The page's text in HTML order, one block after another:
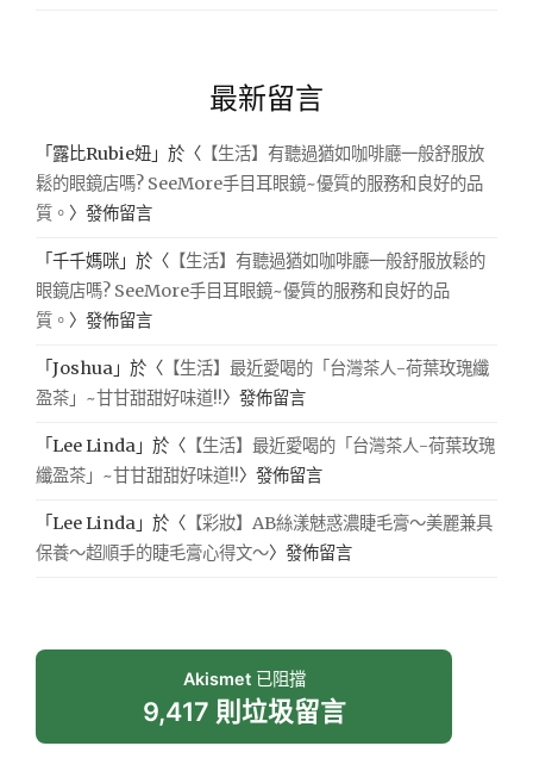
最新留言
「 露比Rubie妞 」於〈 【生活】有聽過猶如咖啡廳一般舒服放
鬆的眼鏡店嗎? SeeMore手目耳眼鏡~優質的服務和良好的品
質。 〉發佈留言
「千千媽咪 」於〈 【生活】有聽過猶如咖啡廳一般舒服放鬆的
眼鏡店嗎? SeeMore手目耳眼鏡~優質的服務和良好的品
質。 〉發佈留言
「Joshua 」於〈 【生活】最近愛喝的「台灣茶人-荷葉玫瑰纖
盈茶」~甘甘甜甜好味道!!〉發佈留言
「Lee Linda 」於〈 【生活】最近愛喝的「台灣茶人-荷葉玫瑰
纖盈茶」~甘甘甜甜好味道!!〉發佈留言
「Lee Linda 」於〈 【彩妝】AB絲漾魅惑濃睫毛膏～美麗兼具
保養～超順手的睫毛膏心得文～〉發佈留言
Akismet已阻擋
9,417 則垃圾留言